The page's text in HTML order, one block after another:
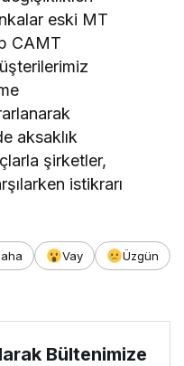
eski MT
CAMT
aksaklık
şirketler,
istikrarı
Vay
Üzgün
Bültenimize